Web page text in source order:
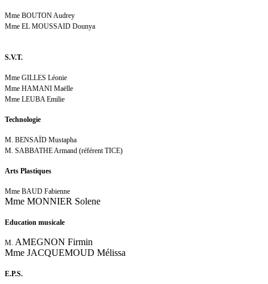
Mme BOUTON Audrey
Mme EL MOUSSAID Dounya
S.V.T.
Mme GILLES Léonie
Mme HAMANI Maëlle
Mme LEUBA Emilie
Technologie
M. BENSAÏD Mustapha
M. SABBATHE Armand (référent TICE)
Arts Plastiques
Mme BAUD Fabienne
Mme MONNIER Solene
Education musicale
M. AMEGNON Firmin
Mme JACQUEMOUD Mélissa
E.P.S.